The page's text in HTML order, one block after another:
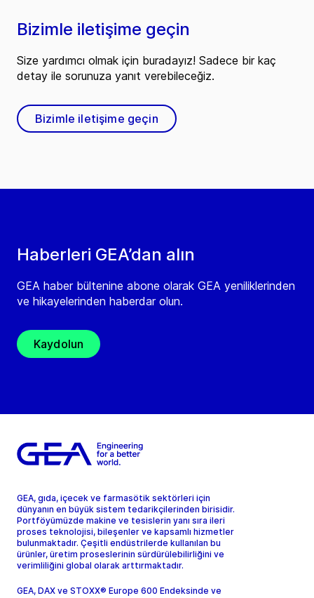
Haberleri GEA’dan alın
GEA haber bültenine abone olarak GEA yeniliklerinden
ve hikayelerinden haberdar olun.
Kaydolun
Bizimle iletişime geçin
Size yardımcı olmak için buradayız! Sadece bir kaç
detay ile sorunuza yanıt verebileceğiz.
Bizimle iletişime geçin
GEA, gıda, içecek ve farmasötik sektörleri için
dünyanın en büyük sistem tedarikçilerinden birisidir.
Portföyümüzde makine ve tesislerin yanı sıra ileri
proses teknolojisi, bileşenler ve kapsamlı hizmetler
bulunmaktadır. Çeşitli endüstrilerde kullanılan bu
ürünler, üretim proseslerinin sürdürülebilirliğini ve
verimliliğini global olarak arttırmaktadır.
GEA, DAX ve STOXX® Europe 600 Endeksinde ve